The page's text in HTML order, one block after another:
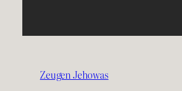
Zeugen Jehowas